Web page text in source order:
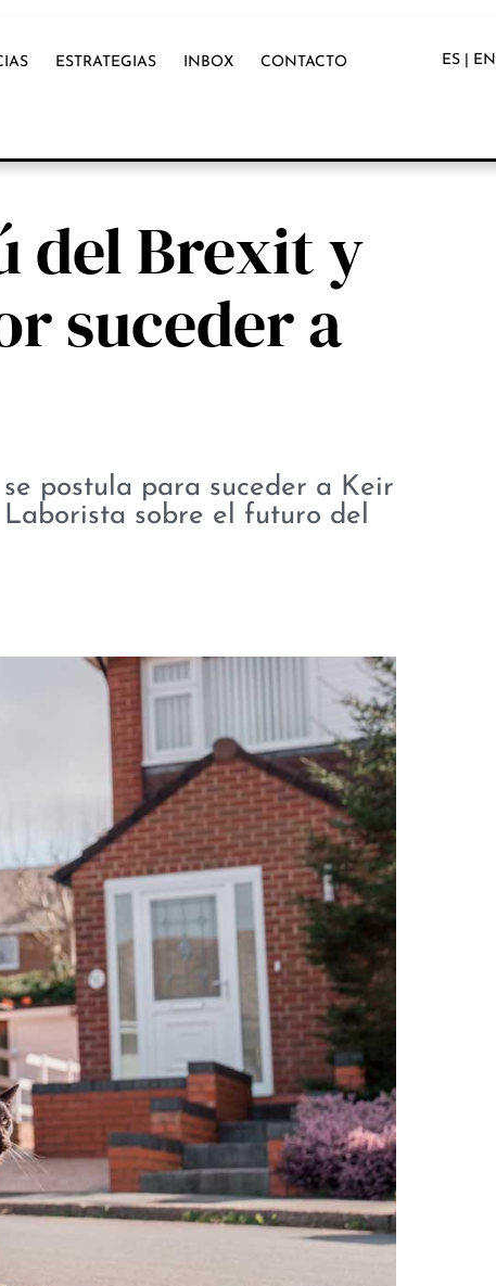
ESTRATEGIAS INBOX CONTACTO ES | EN
del Brexit y
suceder a
postula para suceder a Keir
sobre el futuro del